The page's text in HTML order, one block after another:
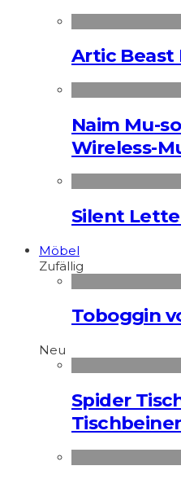
Artic Beast
Naim Mu-
Wireless-
Silent
Möbel
Zufällig
Toboggin
Neu
Spider